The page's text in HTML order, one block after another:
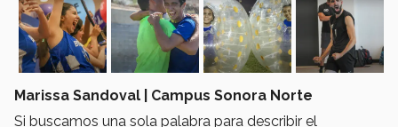
Marissa Sandoval | Campus Sonora Norte
Si buscamos una sola palabra para describir el